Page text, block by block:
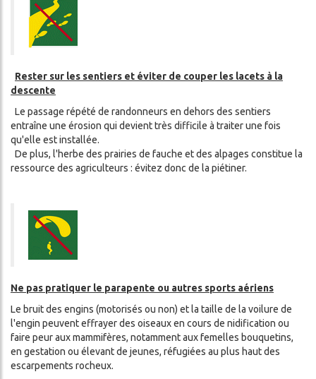
Rester sur les sentiers et éviter de couper les lacets à la
descente
Le passage répété de randonneurs en dehors des sentiers
entraîne une érosion qui devient très difficile à traiter une fois
qu'elle est installée.
De plus, l'herbe des prairies de fauche et des alpages constitue la
ressource des agriculteurs : évitez donc de la piétiner.
Ne pas pratiquer le parapente ou autres sports aériens
Le bruit des engins (motorisés ou non) et la taille de la voilure de
l'engin peuvent effrayer des oiseaux en cours de nidification ou
faire peur aux mammifères, notamment aux femelles bouquetins,
en gestation ou élevant de jeunes, réfugiées au plus haut des
escarpements rocheux.